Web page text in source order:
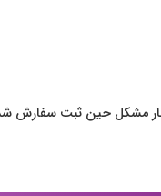
مشکل حین ثبت سفارش